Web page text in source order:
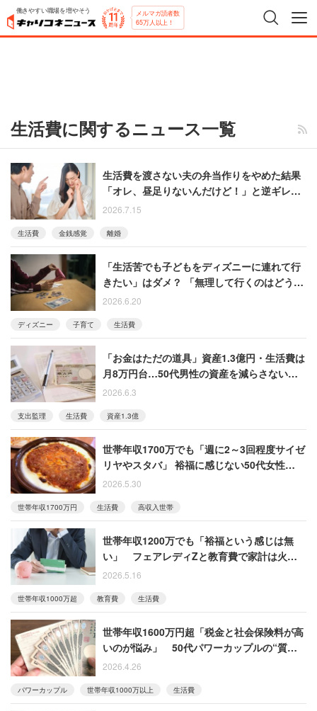
働きやすい職場を増やそう メルマガ読者数
65万人以上！
生活費に関するニュース一覧
生活費を渡さない夫の弁当作りをやめた結果
「オレ、昼足りないんだけど！」と逆ギレ…
10年耐えた女性が離婚
2026.7.15
生活費 金銭感覚 離婚
「生活苦でも子どもをディズニーに連れて行
きたい」はダメ？ 「無理して行くのはどうな
のか」「相当な出費を覚悟」の声
2026.6.20
ディズニー 子育て 生活費
「お金はただの道具」資産1.3億円・生活費は
月8万円台…50代男性の資産を減らさない暮
らし
2026.6.3
支出監理 生活費 資産1.3億
世帯年収1700万でも「週に2～3回程度サイゼ
リヤやスタバ」 裕福に感じない50代女性のリ
アル
2026.5.30
世帯年収1700万円 生活費 高収入世帯
世帯年収1200万でも「裕福という感じは無
い」 フェアレディZと教育費で家計は火の
車
2026.5.16
世帯年収1000万超 教育費 生活費
世帯年収1600万円超「税金と社会保険料が高
いのが悩み」 50代パワーカップルの“質素
すぎる”二人暮らし
2026.4.26
パワーカップル 世帯年収1000万以上 生活費